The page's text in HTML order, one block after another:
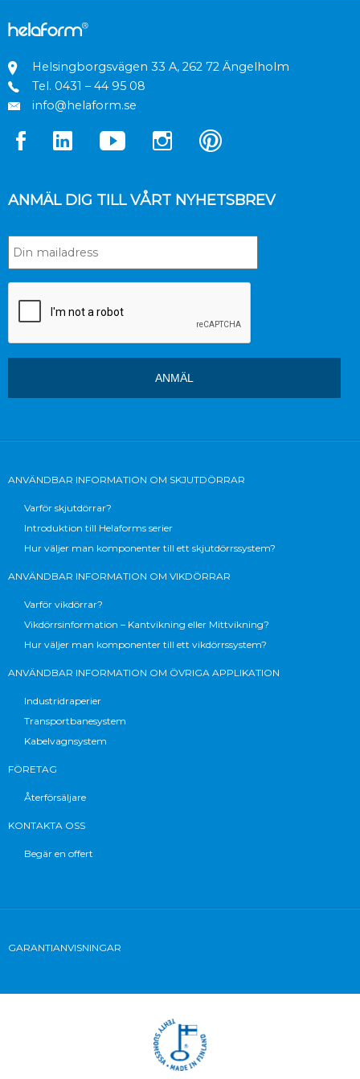
Helsingborgsvägen 33 A, 262 72 Ängelholm
Tel. 0431 – 44 95 08
info@helaform.se
ANMÄL DIG TILL VÅRT NYHETSBREV
ANVÄNDBAR INFORMATION OM SKJUTDÖRRAR
Varför skjutdörrar?
Introduktion till Helaforms serier
Hur väljer man komponenter till ett skjutdörrssystem?
ANVÄNDBAR INFORMATION OM VIKDÖRRAR
Varför vikdörrar?
Vikdörrsinformation – Kantvikning eller Mittvikning?
Hur väljer man komponenter till ett vikdörrssystem?
ANVÄNDBAR INFORMATION OM ÖVRIGA APPLIKATION
Industridraperier
Transportbanesystem
Kabelvagnsystem
FÖRETAG
Återförsäljare
KONTAKTA OSS
Begär en offert
GARANTIANVISNINGAR